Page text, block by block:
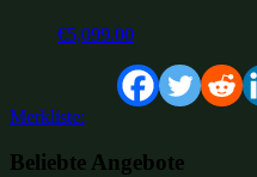
€5,099.00
Merkliste:
Beliebte Angebote